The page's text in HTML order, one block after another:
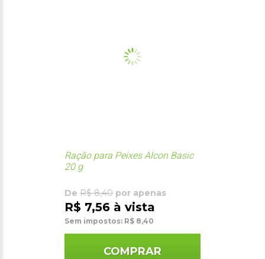
Ração para Peixes Alcon Basic
20 g
De R$ 8,40 por apenas
R$ 7,56 à vista
Sem impostos: R$ 8,40
COMPRAR